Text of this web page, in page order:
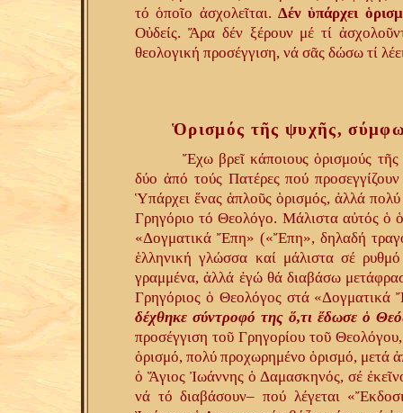
τό ὁποῖο ἀσχολεῖται.Δέν ὑπάρχει
Οὐδείς. Ἄρα δέν ξέρουν μέ τί
θεολογική προσέγγιση, νά σᾶς δώσω τί
Ὁρισμός τῆς ψυχῆς,
Ἔχω βρεῖ κάποιους ὁρισμούς
δύο ἀπό τούς Πατέρες πού
Ὑπάρχει ἕνας ἁπλοῦς ὁρισμός, ἀλλά
Γρηγόριο τό Θεολόγο. Μάλιστα αὐτός ὁ
«Δογματικά Ἔπη» («Ἔπη», δηλαδή
ἑλληνική γλώσσα καί μάλιστα σέ
γραμμένα, ἀλλά ἐγώ θά διαβάσω
Γρηγόριος ὁ Θεολόγος στά
δέχθηκε σύντροφό της ὅ,τι ἔδωσε ὁ
προσέγγιση τοῦ Γρηγορίου τοῦ
ὁρισμό, πολύ προχωρημένο ὁρισμό, μετά
ὁ Ἅγιος Ἰωάννης ὁ Δαμασκηνός, σέ
νά τό διαβάσουν– πού λέγεται